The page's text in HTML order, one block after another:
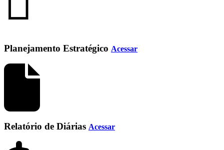
Planejamento Estratégico Acessar
Relatório de Diárias Acessar